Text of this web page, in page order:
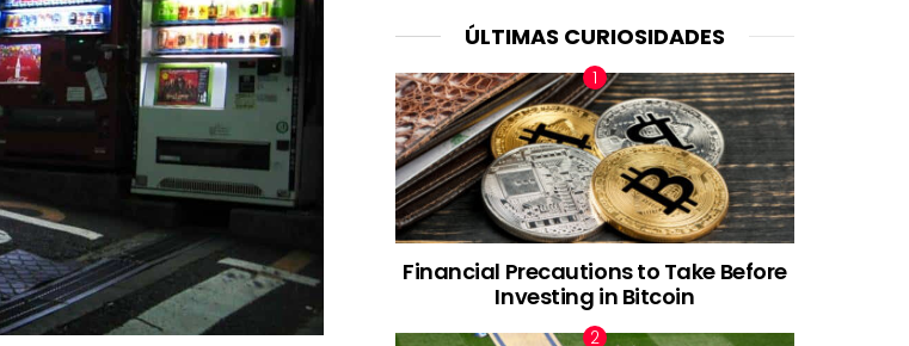
ÚLTIMAS CURIOSIDADES
Financial Precautions to Take Before
Investing in Bitcoin